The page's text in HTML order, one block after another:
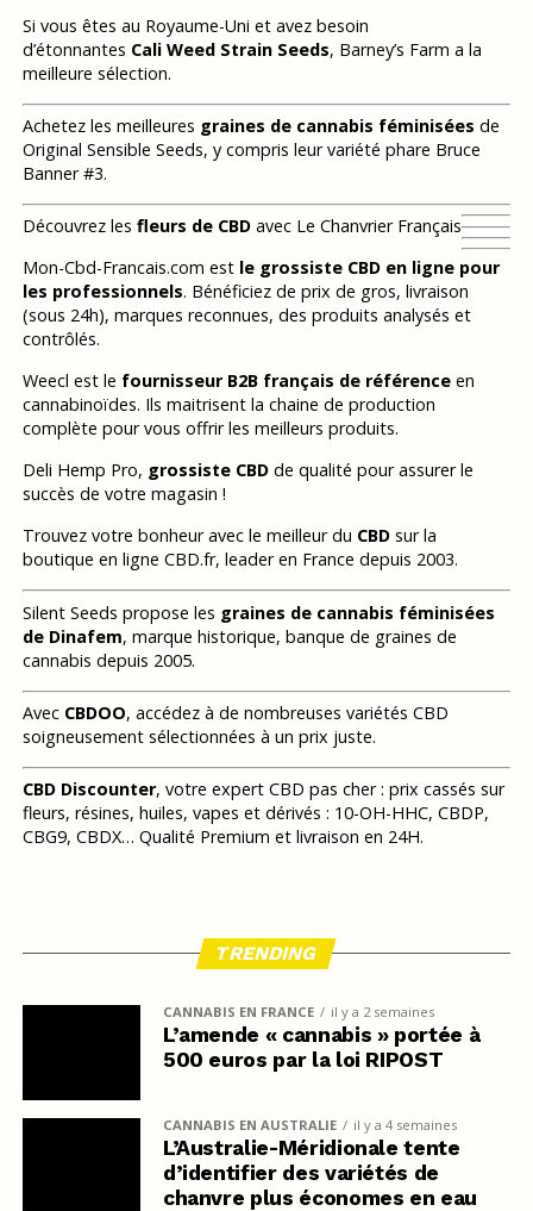
Si vous êtes au Royaume-Uni et avez besoin
d’étonnantes Cali Weed Strain Seeds, Barney’s Farm a la
meilleure sélection.
Achetez les meilleures graines de cannabis féminisées de
Original Sensible Seeds, y compris leur variété phare Bruce
Banner #3.
Découvrez les fleurs de CBDavec Le Chanvrier Français
Mon-Cbd-Francais.com est le grossiste CBD en ligne pour
les professionnels. Bénéficiez de prix de gros, livraison
(sous 24h), marques reconnues, des produits analysés et
contrôlés.
Weecl est le fournisseur B2B français de référenceen
cannabinoïdes. Ils maitrisent la chaine de production
complète pour vous offrir les meilleurs produits.
Deli Hemp Pro, grossiste CBDde qualité pour assurer le
succès de votre magasin !
Trouvez votre bonheur avec le meilleur du CBDsur la
boutique en ligne CBD.fr, leader en France depuis 2003.
Silent Seeds propose les graines de cannabis féminisées
de Dinafem, marque historique, banque de graines de
cannabis depuis 2005.
Avec CBDOO, accédez à de nombreuses variétés CBD
soigneusement sélectionnées à un prix juste.
CBD Discounter, votre expert CBD pas cher : prix cassés sur
fleurs, résines, huiles, vapes et dérivés : 10-OH-HHC, CBDP,
CBG9, CBDX… Qualité Premium et livraison en 24H.
TRENDING
CANNABIS EN FRANCE il y a 2 semaines
L’amende « cannabis » portée à
500 euros par la loi RIPOST
CANNABIS EN AUSTRALIE il y a 4 semaines
L’Australie-Méridionale tente
d’identifier des variétés de
chanvre plus économes en eau